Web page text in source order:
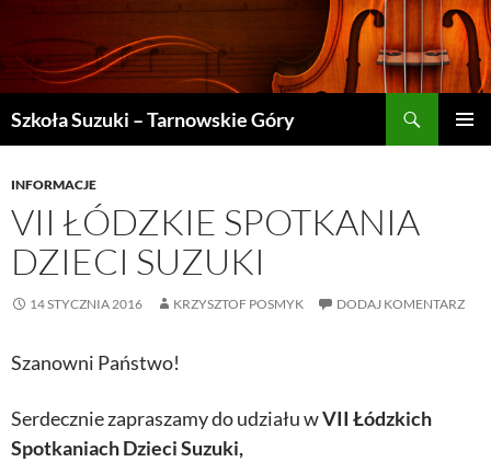
Szkoła Suzuki – Tarnowskie Góry
TREŚCI
INFORMACJE
VII ŁÓDZKIE SPOTKANIA
DZIECI SUZUKI
14 STYCZNIA 2016 KRZYSZTOF POSMYK DODAJ KOMENTARZ
Szanowni Państwo!
Serdecznie zapraszamy do udziału wVII Łódzkich
Spotkaniach Dzieci Suzuki,